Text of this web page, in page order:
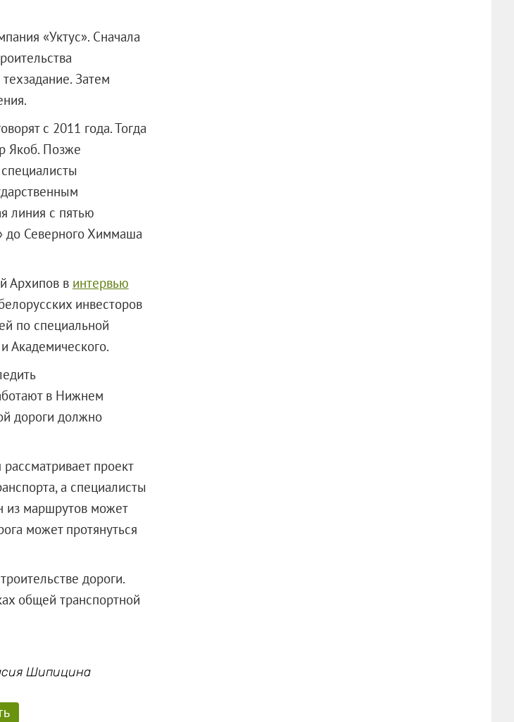
«Уктус». Сначала
Затем
с 2011 года. Тогда
Якоб. Позже
линия с пятью
до Северного Химмаша
Архипов в интервью
инвесторов
по специальной
Академического.
в Нижнем
дороги должно
рассматривает проект
а специалисты
из маршрутов может
может протянуться
дороги.
общей транспортной
Шипицина